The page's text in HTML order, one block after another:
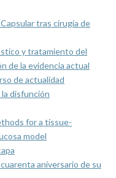
tras cirugía de
y tratamiento del
de la evidencia actual
de actualidad
disfunción
for a tissue-
model
aniversario de su